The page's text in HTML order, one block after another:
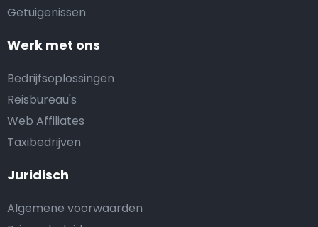
Getuigenissen
Werk met ons
Bedrijfsoplossingen
Reisbureau's
Web Affiliates
Taxibedrijven
Juridisch
Algemene voorwaarden